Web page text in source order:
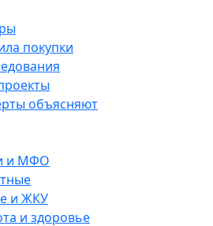
покупки
объясняют
и МФО
и ЖКУ
и здоровье